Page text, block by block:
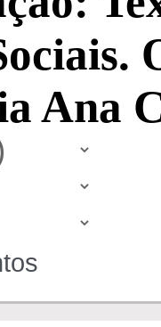
Ana